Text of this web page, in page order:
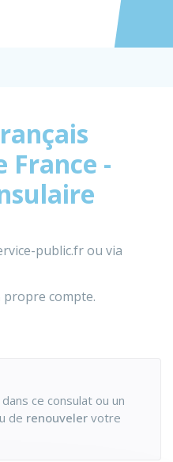
Accéder
France -
public.fr ou via
compte.
ce consulat ou un
de renouveler votre